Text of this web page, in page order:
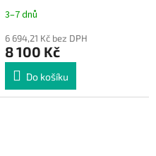
Toyota GT86
3–7 dnů
6 694,21 Kč bez DPH
8 100 Kč
Do košíku